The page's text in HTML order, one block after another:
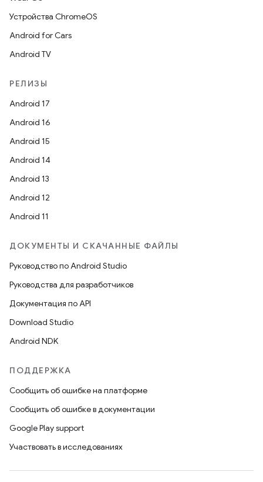
Устройства ChromeOS
Android for Cars
Android TV
РЕЛИЗЫ
Android 17
Android 16
Android 15
Android 14
Android 13
Android 12
Android 11
ДОКУМЕНТЫ И СКАЧАННЫЕ ФАЙЛЫ
Руководство по Android Studio
Руководства для разработчиков
Документация по API
Download Studio
Android NDK
ПОДДЕРЖКА
Сообщить об ошибке на платформе
Сообщить об ошибке в документации
Google Play support
Участвовать в исследованиях